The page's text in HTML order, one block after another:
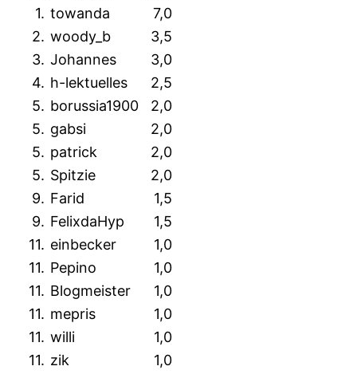
1. towanda
7,0
2. woody_b
3,5
3. Johannes
3,0
4. h-lektuelles
2,5
5. borussia1900
2,0
5. gabsi
2,0
5. patrick
2,0
5. Spitzie
2,0
9. Farid
1,5
9. FelixdaHyp
1,5
11. einbecker
1,0
11. Pepino
1,0
11. Blogmeister
1,0
11. mepris
1,0
11. willi
1,0
11. zik
1,0